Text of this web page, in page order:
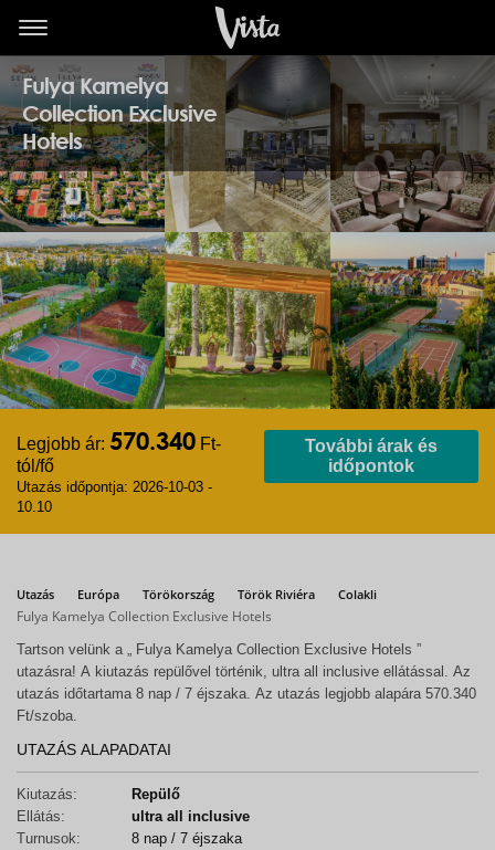
Fulya Kamelya
Collection Exclusive
Hotels
Legjobb ár: 570.340 Ft-
tól/fő
Utazás időpontja: 2026-10-03 -
10.10
További árak és
időpontok
Utazás Európa Törökország Török Riviéra Colakli
Fulya Kamelya Collection Exclusive Hotels
Tartson velünk a „ Fulya Kamelya Collection Exclusive Hotels ”
utazásra! A kiutazás repülővel történik, ultra all inclusive ellátással. Az
utazás időtartama 8 nap / 7 éjszaka. Az utazás legjobb alapára 570.340
Ft/szoba.
UTAZÁS ALAPADATAI
Kiutazás:
Repülő
Ellátás:
ultra all inclusive
Turnusok:
8 nap / 7 éjszaka